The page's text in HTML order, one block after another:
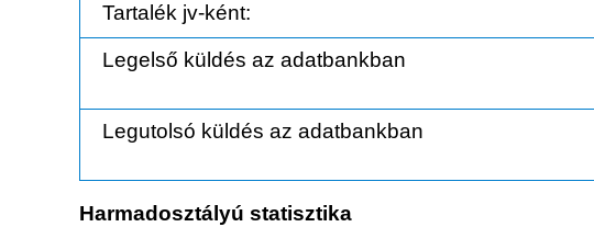
Tartalék jv-ként:
Legelső küldés az adatbankban
Legutolsó küldés az adatbankban
Harmadosztályú statisztika